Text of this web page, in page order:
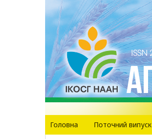
Головна Поточний випуск